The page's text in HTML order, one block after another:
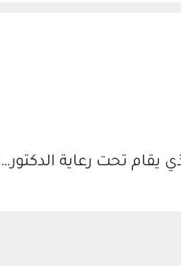
يقام تحت رعاية الدكتور…